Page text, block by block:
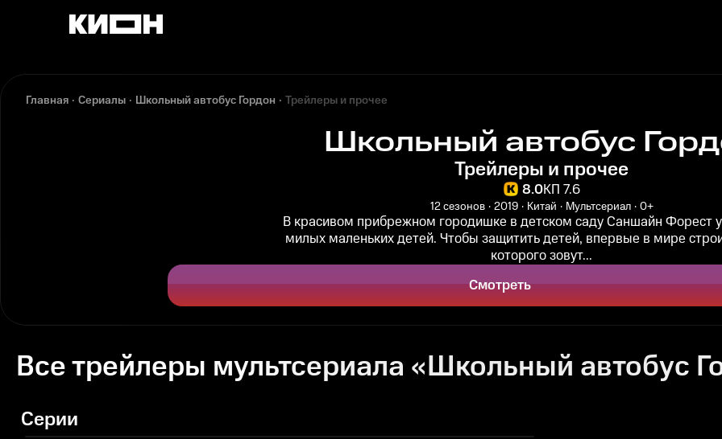
Главная Сериалы Школьный автобус Гордон Трейлеры и прочее
Школьный автобус
Трейлеры и прочее
8.0КП 7.6
12 сезонов 2019 Китай Мультсериал 0+
В красивом прибрежном городишке в детском саду Саншайн Форест
милых маленьких детей. Чтобы защитить детей, впервые в мире
которого зовут...
Смотреть
Все трейлеры мультсериала «Школьный автобус
Серии